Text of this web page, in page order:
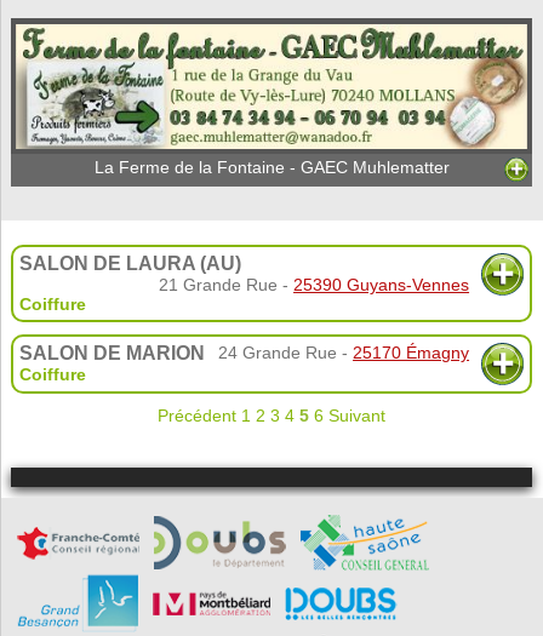
La Ferme de la Fontaine - GAEC Muhlematter
SALON DE LAURA (AU)
21 Grande Rue -25390 Guyans-Vennes
Coiffure
SALON DE MARION 24 Grande Rue -25170 Émagny
Coiffure
Précédent 1 2 3 4 5 6 Suivant